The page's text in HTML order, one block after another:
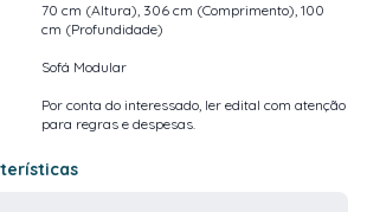
70 cm (Altura), 306 cm (Comprimento), 100
cm (Profundidade)
Sofá Modular
Por conta do interessado, ler edital com atenção
para regras e despesas.